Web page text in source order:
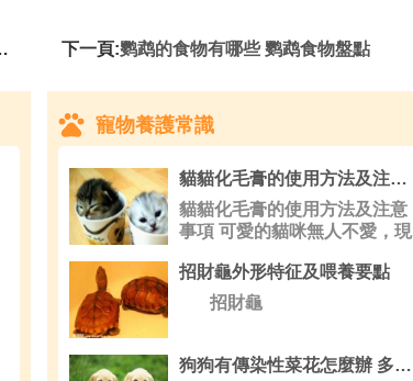
下一頁:鹦鹉的食物有哪些 鹦鹉食物盤點
寵物養護常識
貓貓化毛膏的使用方法及注意事項,如何幫助貓咪化毛
貓貓化毛膏的使用方法及注意
事項 可愛的貓咪無人不愛，現
招財龜外形特征及喂養要點
招財龜
狗狗有傳染性菜花怎麼辦 多注意狗狗的自由活動